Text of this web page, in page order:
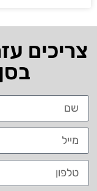
צריכים